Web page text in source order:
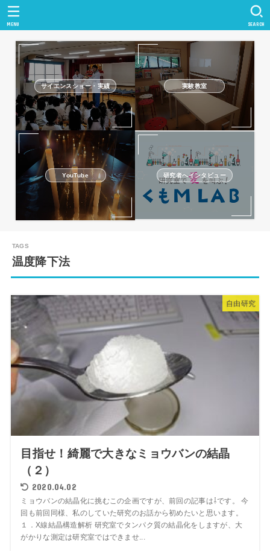
SEARCH
MENU
サイエンスショー・実績 実験教室
YouTube 研究者へインタビュー
温度降下法
自由研究
目指せ！綺麗で大きなミョウバンの結晶
（２）
2020.04.02
ミョウバンの結晶化に挑むこの企画ですが、前回の記事は⇩です。 今
回も前回同様、私のしていた研究のお話から初めたいと思います。
１．X線結晶構造解析 研究室でタンパク質の結晶化をしますが、大
がかりな測定は研究室ではできませ...